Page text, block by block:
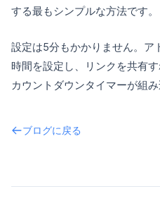
する最もシンプルな方法です。
設定は5分もかかりません。ア
時間を設定し、リンクを共有
カウントダウンタイマーが組み
ブログに戻る